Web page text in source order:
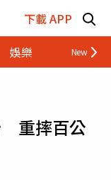
下載 APP
娛樂 財經
重摔百公